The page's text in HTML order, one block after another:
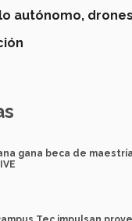
autónomo, drones
gana beca de maestría